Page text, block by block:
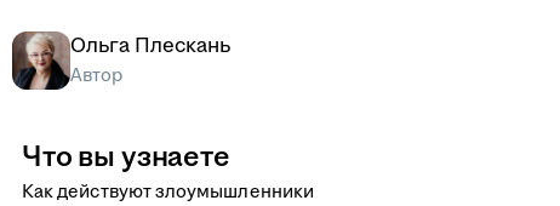
Ольга Плескань
Автор
Что вы узнаете
Как действуют злоумышленники